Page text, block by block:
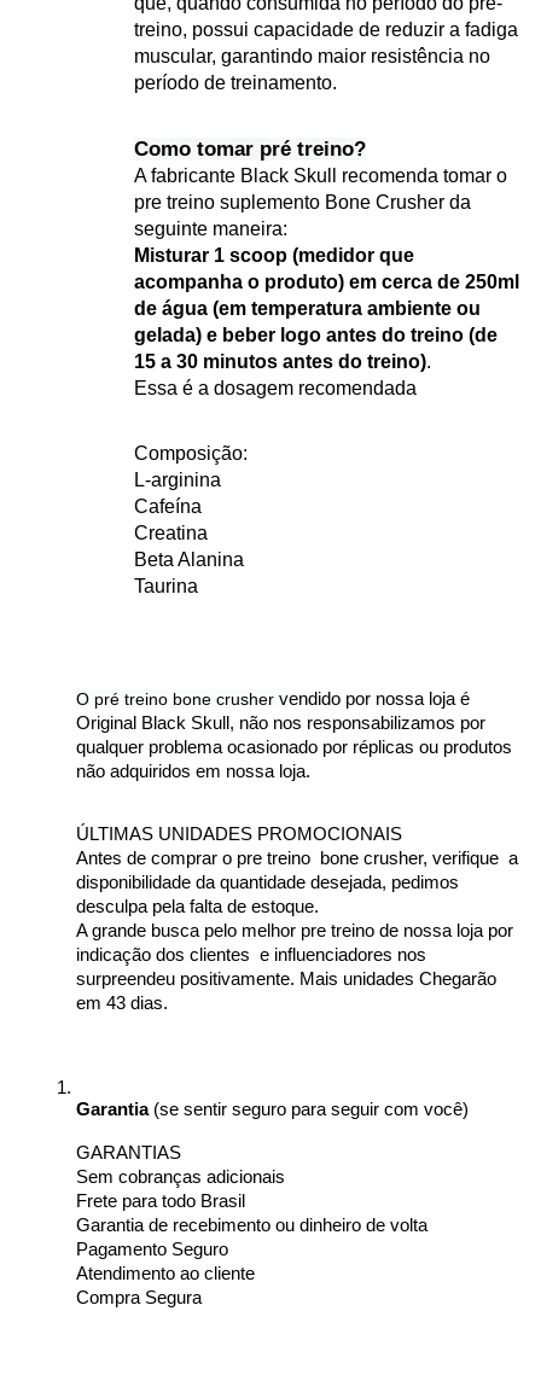
treino, possui capacidade de reduzir a fadiga
muscular, garantindo maior resistência no
período de treinamento.
Como tomar pré treino?
A fabricante Black Skull recomenda tomar o
pre treino suplemento Bone Crusher da
seguinte maneira:
Misturar 1 scoop (medidor que
acompanha o produto) em cerca de 250ml
de água (em temperatura ambiente ou
gelada) e beber logo antes do treino (de
15 a 30 minutos antes do treino).
Essa é a dosagem recomendada
Composição:
L-arginina
Cafeína
Creatina
Beta Alanina
Taurina
O pré treino bone crusher vendido por nossa loja é
Original Black Skull, não nos responsabilizamos por
qualquer problema ocasionado por réplicas ou produtos
não adquiridos em nossa loja.
ÚLTIMAS UNIDADES PROMOCIONAIS
Antes de comprar o pre treino  bone crusher, verifique  a
disponibilidade da quantidade desejada, pedimos
desculpa pela falta de estoque.
A grande busca pelo melhor pre treino de nossa loja por
indicação dos clientes  e influenciadores nos
surpreendeu positivamente. Mais unidades Chegarão
em 43 dias.
Garantia (se sentir seguro para seguir com você)
GARANTIAS
Sem cobranças adicionais
Frete para todo Brasil
Garantia de recebimento ou dinheiro de volta
Pagamento Seguro
Atendimento ao cliente
Compra Segura